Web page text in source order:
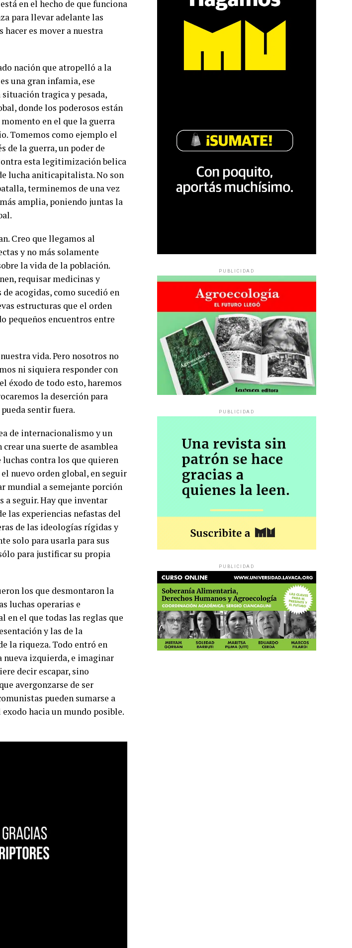
en el hecho de que funciona
para llevar adelante las
hacer es mover a nuestra
nación que atropelló a la
una gran infamia, ese
situación tragica y pesada,
donde los poderosos están
en el que la guerra
Tomemos como ejemplo el
de la guerra, un poder de
esta legitimización belica
lucha aniticapitalista. No son
terminemos de una vez
amplia, poniendo juntas la
Creo que llegamos al
y no más solamente
la vida de la población.
requisar medicinas y
acogidas, como sucedió en
estructuras que el orden
pequeños encuentros entre
vida. Pero nosotros no
ni siquiera responder con
éxodo de todo esto, haremos
la deserción para
sentir fuera.
de internacionalismo y un
una suerte de asamblea
contra los que quieren
nuevo orden global, en seguir
mundial a semejante porción
a seguir. Hay que inventar
las experiencias nefastas del
de las ideologías rígidas y
solo para usarla para sus
para justificar su propia
los que desmontaron la
luchas operarias e
en el que todas las reglas que
y las de la
la riqueza. Todo entró en
nueva izquierda, e imaginar
decir escapar, sino
avergonzarse de ser
pueden sumarse a
hacia un mundo posible.
PUBLICIDAD
PUBLICIDAD
PUBLICIDAD